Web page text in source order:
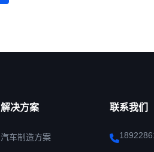
解决方案
汽车制造方案
联系我们